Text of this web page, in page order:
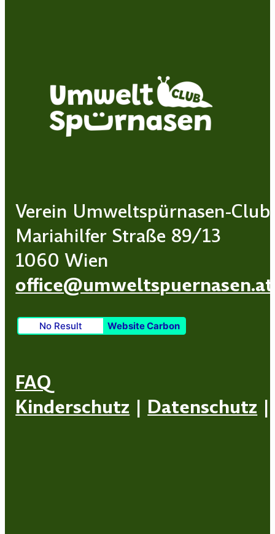
Verein Umweltspürnasen-Club
Mariahilfer Straße 89/13
1060 Wien
office@umweltspuernasen.at
No Result Website Carbon
FAQ
Kinderschutz | Datenschutz |